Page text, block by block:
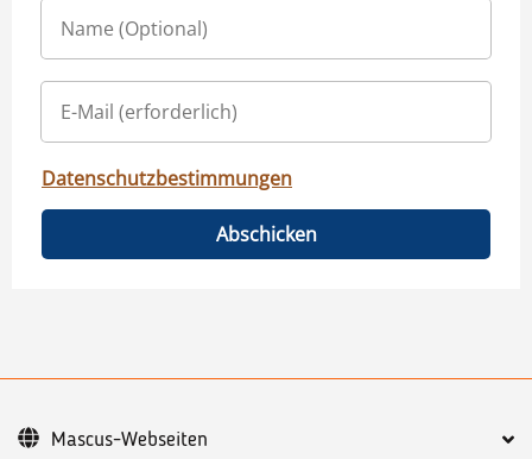
Datenschutzbestimmungen
Abschicken
Mascus-Webseiten